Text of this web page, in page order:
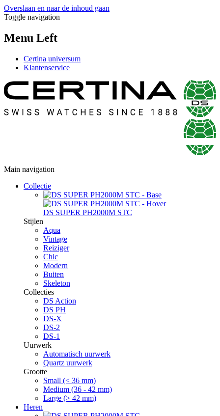
Overslaan en naar de inhoud gaan
Toggle navigation
Menu Left
Certina universum
Klantenservice
Main navigation
Collectie
DS SUPER PH2000M STC
Stijlen
Aqua
Vintage
Reiziger
Chic
Modern
Buiten
Skeleton
Collecties
DS Action
DS PH
DS-X
DS-2
DS-1
Uurwerk
Automatisch uurwerk
Quartz uurwerk
Grootte
Small (< 36 mm)
Medium (36 - 42 mm)
Large (> 42 mm)
Heren